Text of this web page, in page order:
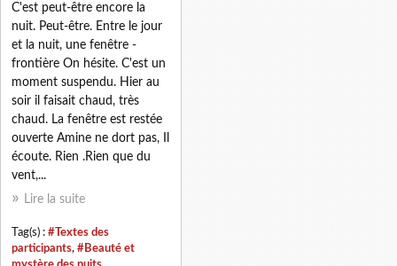
C'est peut-être encore la
nuit. Peut-être. Entre le jour
et la nuit, une fenêtre -
frontière On hésite. C'est un
moment suspendu. Hier au
soir il faisait chaud, très
chaud. La fenêtre est restée
ouverte Amine ne dort pas, Il
écoute. Rien .Rien que du
vent,...
Lire la suite
Tag(s) : #Textes des
participants, #Beauté et